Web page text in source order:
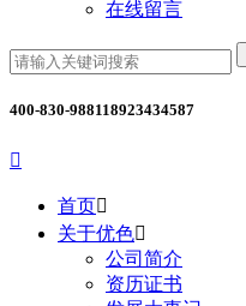
在线留言
400-830-988118923434587

首页
关于优色
公司简介
资历证书